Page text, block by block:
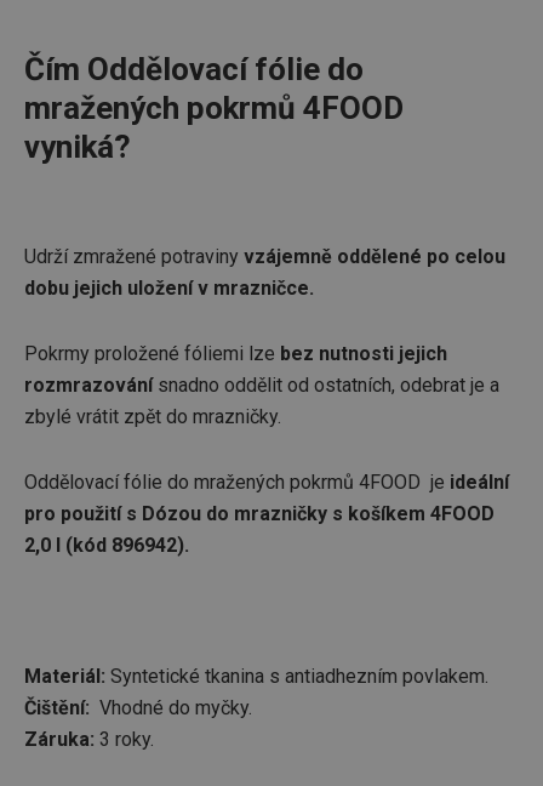
Čím Oddělovací fólie do
mražených pokrmů 4FOOD
vyniká?
Udrží zmražené potraviny vzájemně oddělené po celou
dobu jejich uložení v mrazničce.
Pokrmy proložené fóliemi lze bez nutnosti jejich
rozmrazovánísnadno oddělit od ostatních, odebrat je a
zbylé vrátit zpět do mrazničky.
Oddělovací fólie do mražených pokrmů 4FOOD je ideální
pro použití s Dózou do mrazničky s košíkem 4FOOD
2,0 l (kód 896942).
Materiál: Syntetické tkanina s antiadhezním povlakem.
Čištění: Vhodné do myčky.
Záruka: 3 roky.